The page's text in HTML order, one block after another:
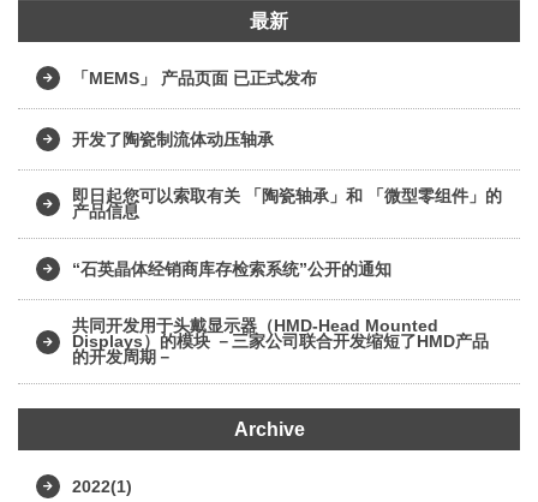
最新
「MEMS」 产品页面 已正式发布
开发了陶瓷制流体动压轴承
即日起您可以索取有关 「陶瓷轴承」和 「微型零组件」的
产品信息
“石英晶体经销商库存检索系统”公开的通知
共同开发用于头戴显示器（HMD-Head Mounted
Displays）的模块 －三家公司联合开发缩短了HMD产品
的开发周期－
Archive
2022(1)